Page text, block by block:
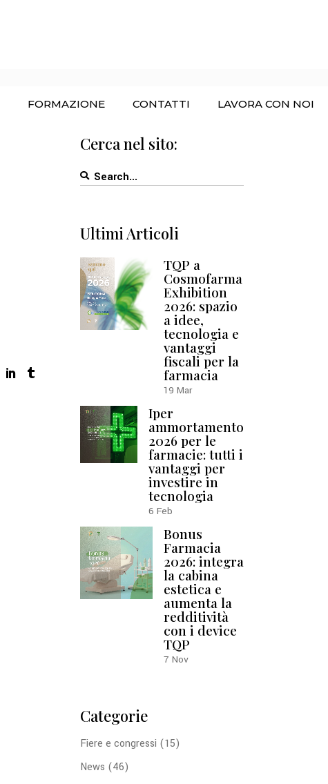
FORMAZIONE CONTATTI LAVORA CON NOI
Cerca nel sito:
Search
Ultimi Articoli
TQP a
Cosmofarma
Exhibition
2026: spazio
a idee,
tecnologia e
vantaggi
fiscali per la
farmacia
19 Mar
Iper
ammortamento
2026 per le
farmacie: tutti i
vantaggi per
investire in
tecnologia
6 Feb
Bonus
Farmacia
2026: integra
la cabina
estetica e
aumenta la
redditività
con i device
TQP
7 Nov
Categorie
Fiere e congressi (15)
News (46)